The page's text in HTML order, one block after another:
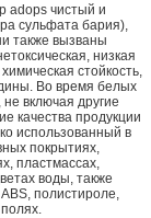
adops чистый и
сульфата бария),
также вызваны
низкая
стойкость,
Во время белых
включая другие
качества продукции
использованный в
покрытиях,
пластмассах,
воды, также
полистироле,